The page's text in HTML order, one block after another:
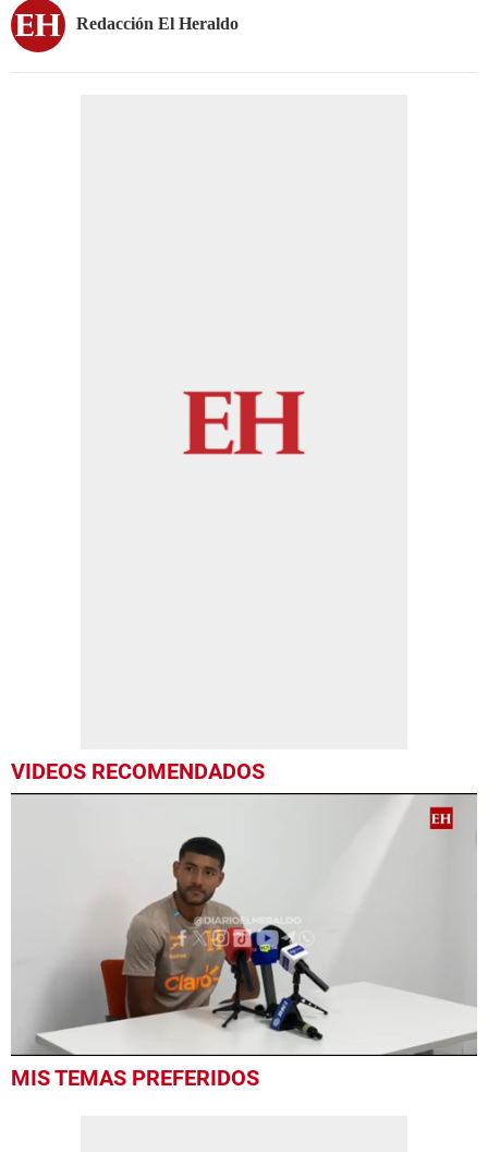
Redacción El Heraldo
VIDEOS RECOMENDADOS
seconds
MIS TEMAS PREFERIDOS